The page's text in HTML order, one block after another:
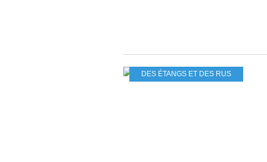
DES ÉTANGS ET DES RUS